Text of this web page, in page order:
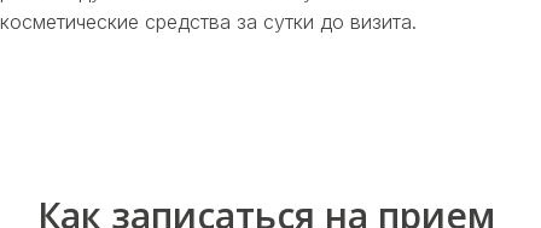
косметические средства за сутки до визита.
Как записаться на прием